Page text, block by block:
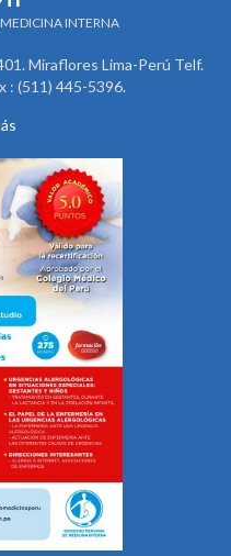
INTERNA
Miraflores Lima-Perú Telf.
: (511) 445-5396.